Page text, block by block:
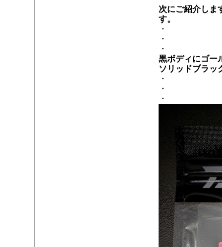
次にご紹介し
す。
・
・
・
黒ボディにゴー
ソリッドブラッ
・
・
・